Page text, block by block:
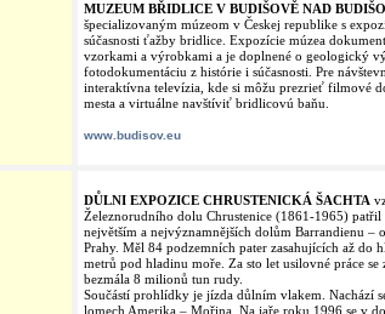
MUZEUM BŘIDLICE V BUDIŠOVĚ NAD
špecializovaným múzeom v Českej republike s
súčasnosti ťažby bridlice. Expozície múzea
vzorkami a výrobkami a je doplnené o geologický
fotodokumentáciu z histórie i súčasnosti. Pre
interaktívna televízia, kde si môžu prezrieť filmové
mesta a virtuálne navštíviť bridlicovú baňu.
www.budisov.eu
DŮLNI EXPOZICE CHRUSTENICKÁ ŠACHTA
Železnorudního dolu Chrustenice (1861-1965) patřil
největším a nejvýznamnějších dolům Barrandienu –
Prahy. Měl 84 podzemních pater zasahujících až do
metrů pod hladinu moře. Za sto let usilovné práce se
bezmála 8 milionů tun rudy.
Součástí prohlídky je jízda důlním vlakem. Nachází
lomech Amerika – Mořina. Na jaře roku 1996 se v